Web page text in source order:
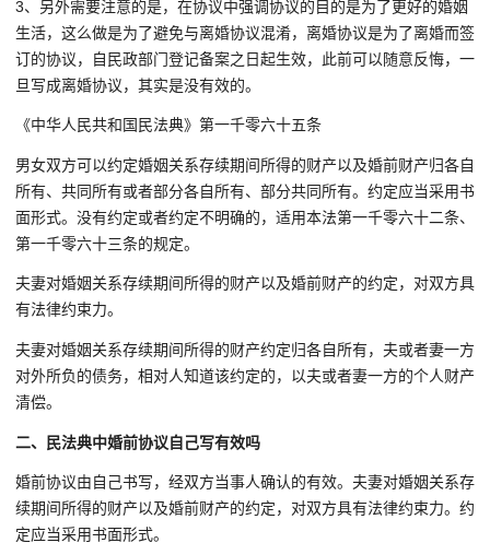
3、另外需要注意的是，在协议中强调协议的目的是为了更好的婚姻
生活，这么做是为了避免与离婚协议混淆，离婚协议是为了离婚而签
订的协议，自民政部门登记备案之日起生效，此前可以随意反悔，一
旦写成离婚协议，其实是没有效的。
《中华人民共和国民法典》第一千零六十五条
男女双方可以约定婚姻关系存续期间所得的财产以及婚前财产归各自
所有、共同所有或者部分各自所有、部分共同所有。约定应当采用书
面形式。没有约定或者约定不明确的，适用本法第一千零六十二条、
第一千零六十三条的规定。
夫妻对婚姻关系存续期间所得的财产以及婚前财产的约定，对双方具
有法律约束力。
夫妻对婚姻关系存续期间所得的财产约定归各自所有，夫或者妻一方
对外所负的债务，相对人知道该约定的，以夫或者妻一方的个人财产
清偿。
二、民法典中婚前协议自己写有效吗
婚前协议由自己书写，经双方当事人确认的有效。夫妻对婚姻关系存
续期间所得的财产以及婚前财产的约定，对双方具有法律约束力。约
定应当采用书面形式。